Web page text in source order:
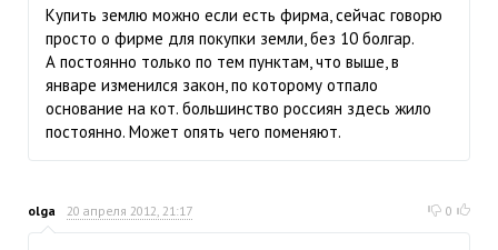
Купить землю можно если есть фирма, сейчас говорю
просто о фирме для покупки земли, без 10 болгар.
А постоянно только по тем пунктам, что выше, в
январе изменился закон, по которому отпало
основание на кот. большинство россиян здесь жило
постоянно. Может опять чего поменяют.
olga 20 апреля 2012, 21:17 0